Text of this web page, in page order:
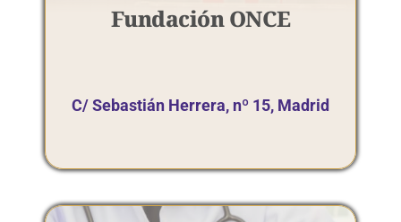
Fundación ONCE​
C/ Sebastián Herrera, nº 15, Madrid​